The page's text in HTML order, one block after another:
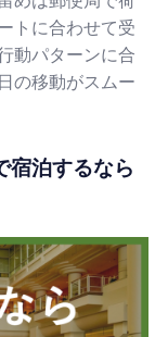
トに合わせて受
動パターンに合
の移動がスムー
宿泊するなら